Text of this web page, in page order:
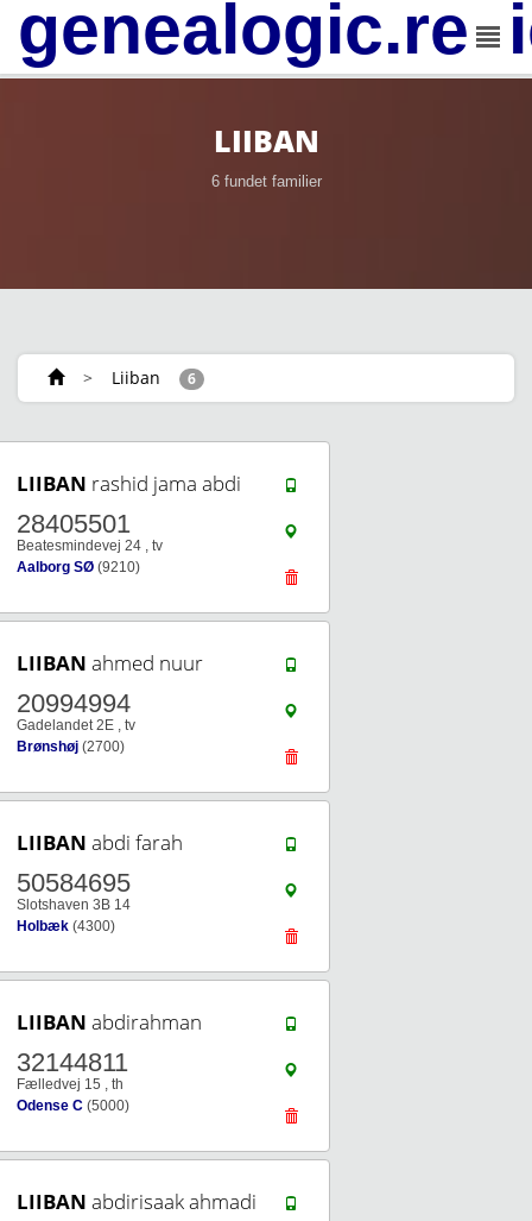
LIIBAN
6 fundet familier
> Liiban 6
LIIBAN rashid jama abdi
28405501
Beatesmindevej 24 , tv
Aalborg SØ (9210)
LIIBAN ahmed nuur
20994994
Gadelandet 2E , tv
Brønshøj (2700)
LIIBAN abdi farah
50584695
Slotshaven 3B 14
Holbæk (4300)
LIIBAN abdirahman
32144811
Fælledvej 15 , th
Odense C (5000)
LIIBAN abdirisaak ahmadi